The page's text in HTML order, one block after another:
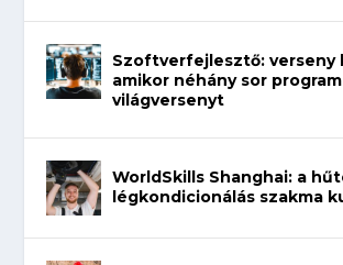
Szoftverfejlesztő: verseny
amikor néhány sor
világversenyt
WorldSkills Shanghai: a
légkondicionálás szakma